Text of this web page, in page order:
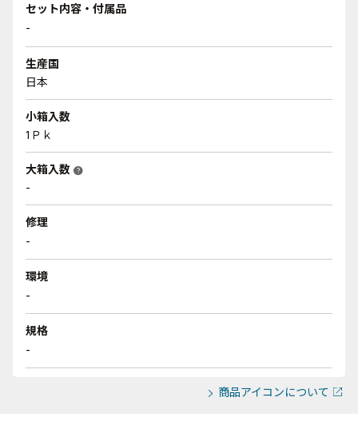
セット内容・付属品
-
生産国
日本
小箱入数
1Ｐｋ
大箱入数 help
-
修理
-
環境
-
規格
-
商品アイコンについて